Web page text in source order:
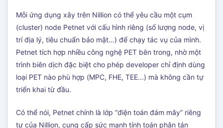
Mỗi ứng dụng xây trên Nillion có thể yêu cầu một cụm
(cluster) node Petnet với cấu hình riêng (số lượng node, vị
trí địa lý, tiêu chuẩn bảo mật…) để chạy tác vụ của mình.
Petnet tích hợp nhiều công nghệ PET bên trong, nhờ một
trình biên dịch đặc biệt cho phép developer chỉ định dùng
loại PET nào phù hợp (MPC, FHE, TEE...) mà không cần tự
triển khai từ đầu.
Có thể nói, Petnet chính là lớp “điện toán đám mây” riêng
tư của Nillion, cung cấp sức mạnh tính toán phân tán